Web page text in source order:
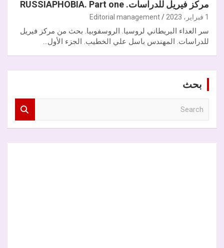
مركز فيريل للدراسات. RUSSIAPHOBIA. Part one
1 فبراير، 2023 Editorial management
سر العداء البريطاني لروسيا. الروسفوبيا. بحث من مركز فيريل
للدراسات. المهندس باسل علي الخطيب. الجزء الأول…
بحث